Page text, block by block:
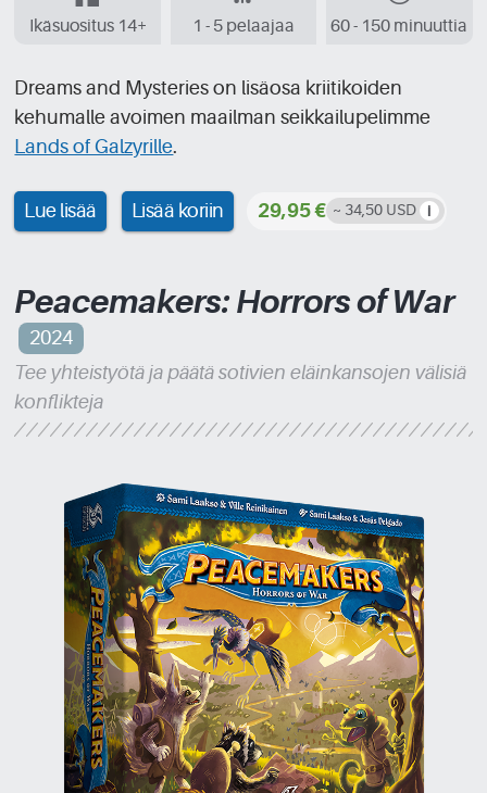
Ikäsuositus 14+ 1 - 5 pelaajaa 60 - 150 minuuttia
Dreams and Mysteries on lisäosa kriitikoiden
kehumalle avoimen maailman seikkailupelimme
Lands of Galzyrille.
Lue lisää Lisää koriin 29,95 € ~ 34,50 USD
Peacemakers: Horrors of War
2024
Tee yhteistyötä ja päätä sotivien eläinkansojen välisiä
konflikteja